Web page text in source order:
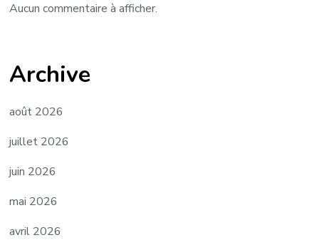
Aucun commentaire à afficher.
Archive
août 2026
juillet 2026
juin 2026
mai 2026
avril 2026